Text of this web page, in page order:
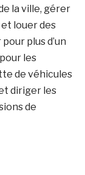
la ville, gérer
louer des
plus d’un
les
de véhicules
diriger les
de